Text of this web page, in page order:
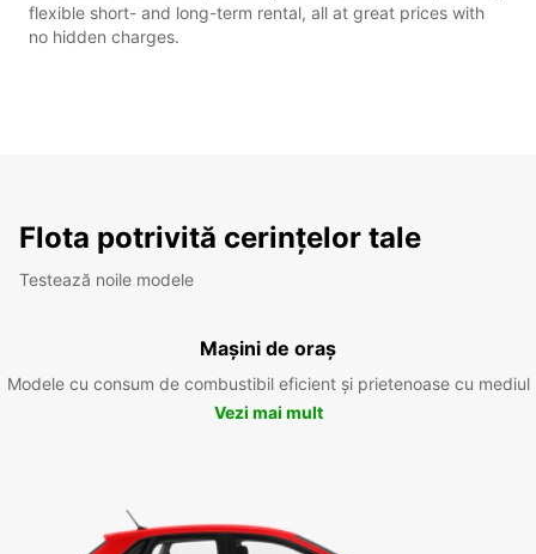
flexible short- and long-term rental, all at great prices with
no hidden charges.
Flota potrivită cerințelor tale
Testează noile modele
Mașini de oraș
Modele cu consum de combustibil eficient și prietenoase cu mediul
Vezi mai mult